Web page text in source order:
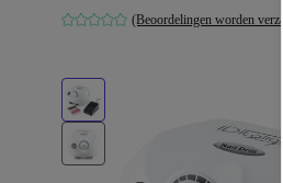
(Beoordelingen worden